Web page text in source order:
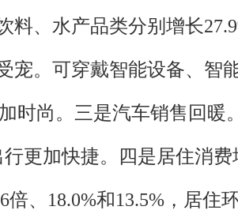
、水产品类分别增长
宠。可穿戴智能设备、智
时尚。三是汽车销售回暖
更加快捷。四是居住消
、18.0%和13.5%，居住